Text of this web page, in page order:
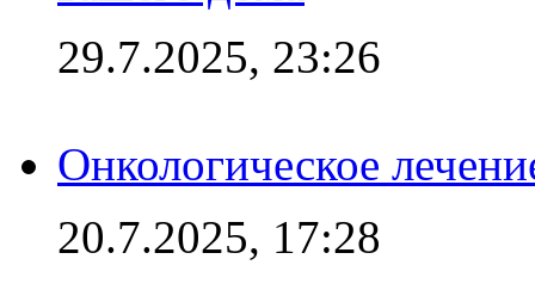
29.7.2025, 23:26
Онкологическое
20.7.2025, 17:28